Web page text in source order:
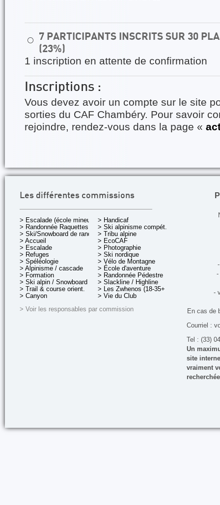
⚪
7 PARTICIPANTS INSCRITS SUR 30
(23%)
1 inscription en attente de confirmation
Inscriptions :
Vous devez avoir un compte sur le site
sorties du CAF Chambéry. Pour savoir
rejoindre, rendez-vous dans la page «
Les différentes commissions
> Escalade (école mineurs)
> Randonnée Raquettes
> Ski/Snowboard de rando.
> Accueil
> Escalade
> Refuges
> Spéléologie
> Alpinisme / cascade
> Formation
> Ski alpin / Snowboard
> Trail & course orient.
> Canyon
> Handicaf
> Ski alpinisme compét.
> Tribu alpine
> EcoCAF
> Photographie
> Ski nordique
> Vélo de Montagne
> École d'aventure
> Randonnée Pédestre
> Slackline / Highline
> Les Zwhenos (18-35+ ans)
> Vie du Club
> Voir les responsables par commission
-
-
En cas de
Courriel :
Tel : (33)
Un
site
vraiment